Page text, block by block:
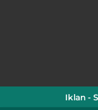
Iklan -